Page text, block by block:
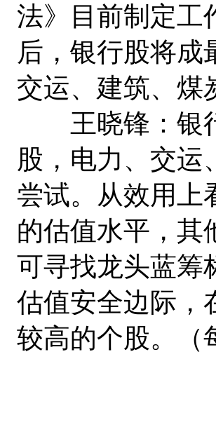
法》目前制定工
后，银行股将成
交运、建筑、煤
王晓锋：银行
股，电力、交运
尝试。从效用上
的估值水平，其
可寻找龙头蓝筹
估值安全边际，
较高的个股。（